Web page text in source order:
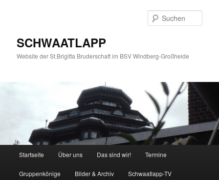
SCHWAATLAPP
Website der St.Brigitta Bruderschaft im BSV Windberg-Großheide
Startseite Über uns Das sind wir! Termine
Gruppenkönige Bilder & Archiv Schwaatlapp-TV